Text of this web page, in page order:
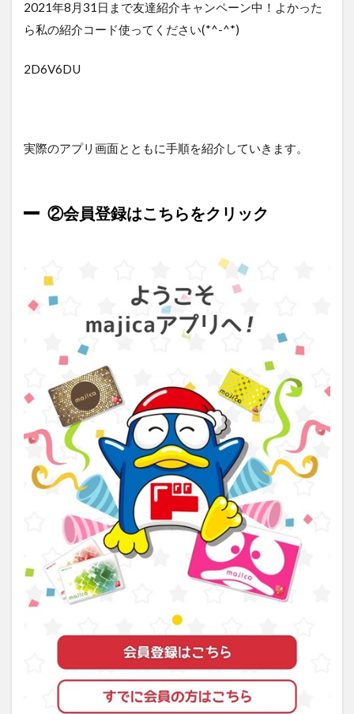
2021年8月31日まで友達紹介キャンペーン中！よかった
ら私の紹介コード使ってください(*^-^*)
2D6V6DU
実際のアプリ画面とともに手順を紹介していきます。
②会員登録はこちらをクリック